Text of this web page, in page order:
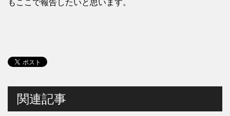
もここで報告したいと思います。
関連記事